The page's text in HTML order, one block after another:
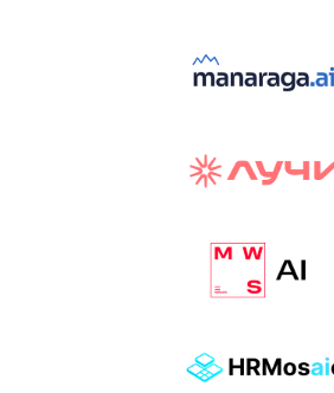
к построению бизнеса и созданию технологий под
Доклады, дискуссия и битва AI-агентов — 25 июня
ТРЕК «AI-NATIVE»
И БИТВА АГЕНТОВ
УЗНАТЬ БОЛЬШЕ